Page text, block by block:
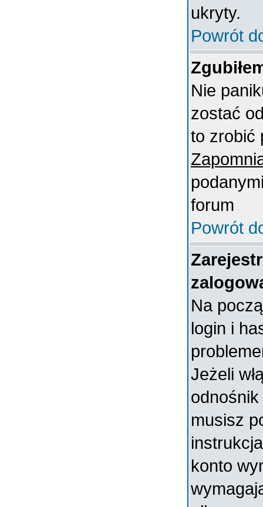
ukryty.
Powrót
Nie
zostać
to zrobić
forum
Powrót
Na
login i
Jeżeli
odnośnik
musisz
konto